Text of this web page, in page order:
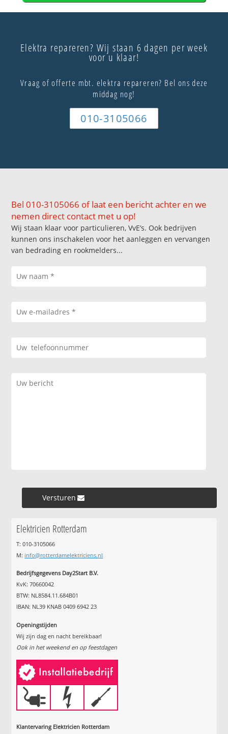
Elektra repareren? Wij staan 6 dagen per week
voor u klaar!
Vraag of offerte mbt. elektra repareren? Bel ons deze
middag nog!
010-3105066
Bel 010-3105066 of laat een bericht achter en we
nemen direct contact met u op!
Wij staan klaar voor particulieren, VvE’s. Ook bedrijven
kunnen ons inschakelen voor het aanleggen en vervangen
van bedrading en rookmelders...
Versturen »
Elektricien Rotterdam
T: 010-3105066
M: info@rotterdamelektriciens.nl
Bedrijfsgegevens Day2Start B.V.
KvK: 70660042
BTW: NL8584.11.684B01
IBAN: NL39 KNAB 0409 6942 23
Openingstijden
Wij zijn dag en nacht bereikbaar!
Ook in het weekend en op feestdagen
Klantervaring Elektricien Rotterdam